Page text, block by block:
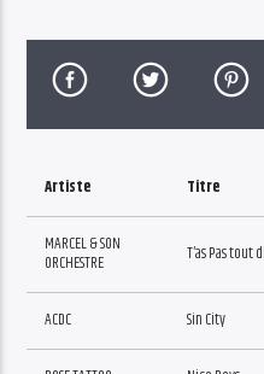
Artiste Titre
MARCEL & SON
ORCHESTRE
T’as Pas tout
ACDC Sin City